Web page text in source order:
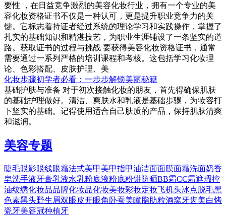
要性 ，在日益竞争激烈的美容化妆行业，拥有一个专业的美
容化妆资格证书不仅是一种认可，更是提升职业竞争力的关
键。它标志着持证者经过系统的理论学习和实践操作，掌握了
扎实的基础知识和精湛技艺，为职业生涯铺设了一条坚实的道
路。获取证书的过程与挑战 要获得美容化妆资格证书，通常
需要通过一系列严格的培训课程和考核。这包括学习化妆理
论、色彩搭配、皮肤护理、美
化妆步骤初学者必看：一步步解锁美丽秘籍
基础护肤与准备 对于初次接触化妆的朋友，首先得确保肌肤
的基础护理做好。清洁、爽肤水和乳液是基础步骤，为妆容打
下坚实的基础。记得使用适合自己肤质的产品，保持肌肤清爽
和滋润。
美容专题
睫毛眼影眼线眼霜法式美甲 美甲指甲油洁面面膜面霜洗面奶香
皂洗手液牙膏乳液水乳粉底液粉底粉饼防晒BB霜CC霜遮瑕控
油纹绣化妆品品牌化妆品化妆美妆彩妆定妆飞机头冰点脱毛黑
色素黑头野生眉双眼皮开眼角 卧蚕美瞳脂肪粒酒窝牙齿美白烤
瓷牙美容冠种植牙